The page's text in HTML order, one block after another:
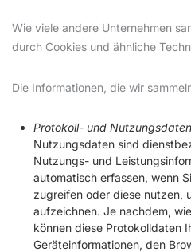
Wie viele andere Unternehmen
durch Cookies und ähnliche
Die Informationen, die wir
Protokoll- und
Nutzungsdaten sind
Nutzungs- und
automatisch erfassen, wenn
zugreifen oder diese nutzen,
aufzeichnen. Je nachdem,
können diese Protokolldaten
Geräteinformationen, den